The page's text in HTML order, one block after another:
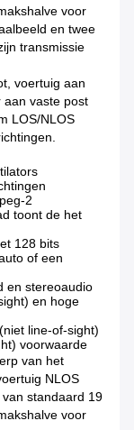
voor
en twee
transmissie
voertuig aan
aan vaste post
LOS/NLOS
2
toont de het
128 bits
of een
en stereoaudio
en hoge
line-of-sight)
voorwaarde
van het
NLOS
standaard 19
voor